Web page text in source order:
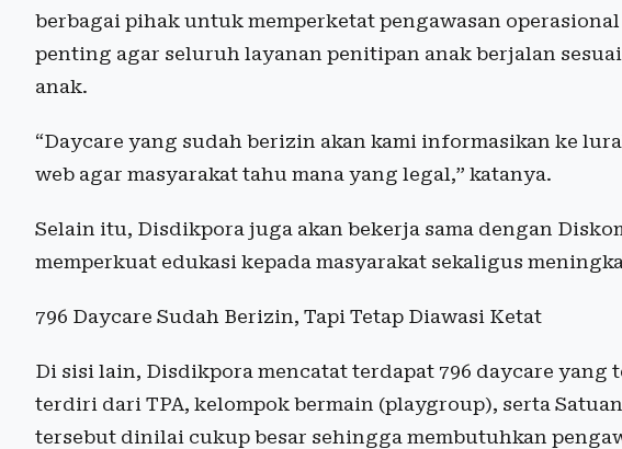
berbagai pihak untuk memperketat pengawasan
penting agar seluruh layanan penitipan anak berjalan
anak.
“Daycare yang sudah berizin akan kami informasikan ke
web agar masyarakat tahu mana yang legal,” katanya.
Selain itu, Disdikpora juga akan bekerja sama dengan
memperkuat edukasi kepada masyarakat sekaligus
796 Daycare Sudah Berizin, Tapi Tetap Diawasi Ketat
Di sisi lain, Disdikpora mencatat terdapat 796 daycare
terdiri dari TPA, kelompok bermain (playgroup), serta Satuan
tersebut dinilai cukup besar sehingga membutuhkan